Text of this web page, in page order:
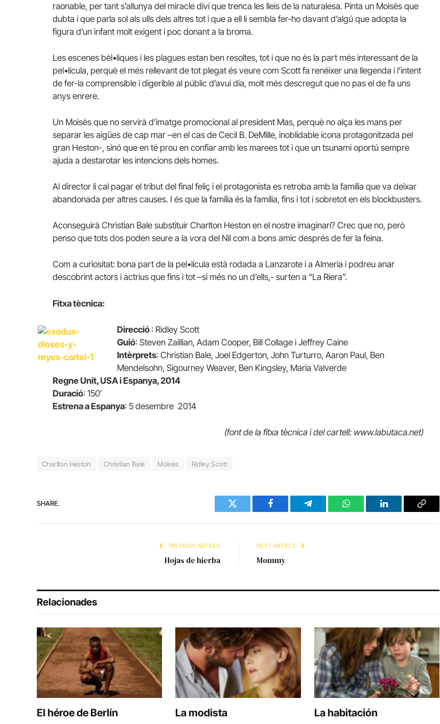
raonable, per tant s’allunya del miracle diví que trenca les lleis de la naturalesa. Pinta un Moisès que
dubta i que parla sol als ulls dels altres tot i que a ell li sembla fer-ho davant d’algú que adopta la
figura d’un infant molt exigent i poc donant a la broma.
Les escenes bèl•liques i les plagues estan ben resoltes, tot i que no és la part més interessant de la
pel•lícula, perquè el més rellevant de tot plegat és veure com Scott fa renéixer una llegenda i l’intent
de fer-la comprensible i digerible al públic d’avui dia, molt més descregut que no pas el de fa uns
anys enrere.
Un Moisès que no servirà d’imatge promocional al president Mas, perquè no alça les mans per
separar les aigües de cap mar –en el cas de Cecil B. DeMille, inoblidable icona protagonitzada pel
gran Heston-, sinó que en té prou en confiar amb les marees tot i que un tsunami oportú sempre
ajuda a destarotar les intencions dels homes.
Al director li cal pagar el tribut del final feliç i el protagonista es retroba amb la família que va deixar
abandonada per altres causes. I és que la família és la família, fins i tot i sobretot en els blockbusters.
Aconseguirà Christian Bale substituir Charlton Heston en el nostre imaginari? Crec que no, però
penso que tots dos poden seure a la vora del Nil com a bons amic després de fer la feina.
Com a curiositat: bona part de la pel•lícula està rodada a Lanzarote i a Almeria i podreu anar
descobrint actors i actrius que fins i tot –si més no un d’ells,- surten a “La Riera”.
Fitxa tècnica:
Direcció : Ridley Scott
Guió: Steven Zaillian, Adam Cooper, Bill Collage i Jeffrey Caine
Intèrprets: Christian Bale, Joel Edgerton, John Turturro, Aaron Paul, Ben
Mendelsohn, Sigourney Weaver, Ben Kingsley, María Valverde
Regne Unit, USA i Espanya, 2014
Duració: 150′
Estrena a Espanya: 5 desembre 2014
(font de la fitxa tècnica i del cartell: www.labutaca.net)
Charlton Heston Christian Bale Moisès Ridley Scott
SHARE.
Twitter Facebook Telegram WhatsAppLinkedIn Copy
PREVIOUS ARTICLE
Hojas de hierba
NEXT ARTICLE
Mommy
Relacionades
El héroe de Berlín La modista La habitación